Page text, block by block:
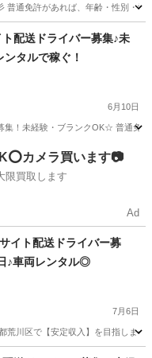
普通免許があれば、年齢・性別・
配送ドライバー募集♪未
タルで稼ぐ！
6月10日
集！未経験・ブランクOK☆ 普通
カメラ買います📷
限買取します
Ad
イト配送ドライバー募
♪車両レンタル◎
7月6日
川区で【安定収入】を目指しま